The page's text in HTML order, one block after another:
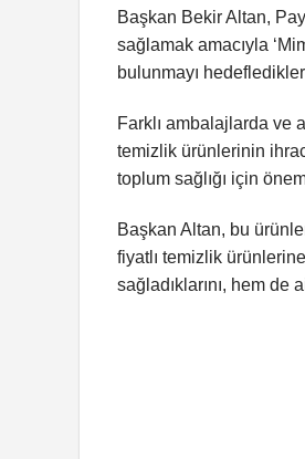
Başkan Bekir Altan,
sağlamak amacıyla
bulunmayı
Farklı ambalajlarda ve
temizlik ürünlerinin
toplum sağlığı için
Başkan Altan, bu
fiyatlı temizlik
sağladıklarını, hem de